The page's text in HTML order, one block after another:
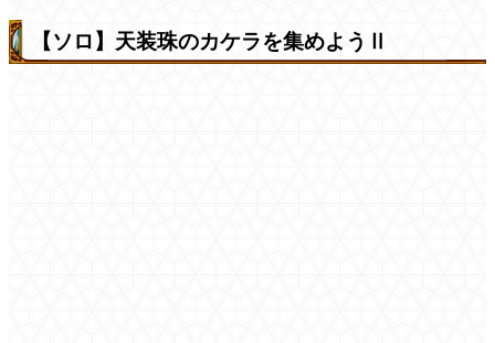
【ソロ】天装珠のカケラを集めようⅡ